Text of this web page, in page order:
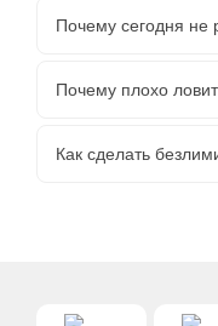
Почему сегодня не
Почему плохо
Как сделать